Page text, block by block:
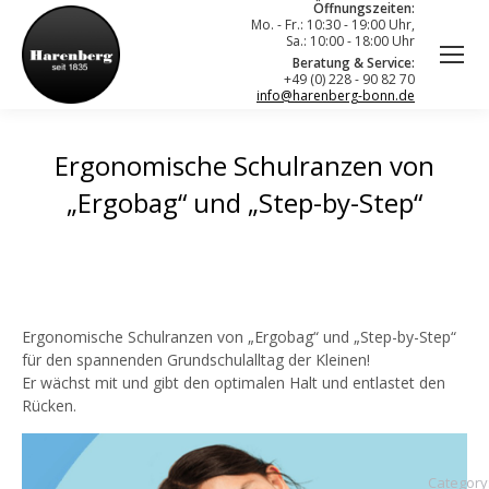
Öffnungszeiten:
Mo. - Fr.: 10:30 - 19:00 Uhr,
Sa.: 10:00 - 18:00 Uhr
Beratung & Service:
+49 (0) 228 - 90 82 70
info@harenberg-bonn.de
Ergonomische Schulranzen von
„Ergobag“ und „Step-by-Step“
Ergonomische Schulranzen von „Ergobag“ und „Step-by-Step“
für den spannenden Grundschulalltag der Kleinen!
Er wächst mit und gibt den optimalen Halt und entlastet den
Rücken.